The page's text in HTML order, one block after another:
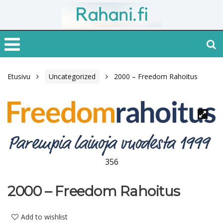
Etusivu Uncategorized 2000 – Freedom Rahoitus
356
2000 – Freedom Rahoitus
Add to wishlist